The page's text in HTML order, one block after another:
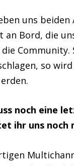
uns
an Bord, die
so
noch eine
ihr uns noch